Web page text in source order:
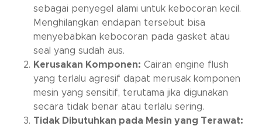
sebagai penyegel alami untuk kebocoran kecil.
Menghilangkan endapan tersebut bisa
menyebabkan kebocoran pada gasket atau
seal yang sudah aus.
Kerusakan Komponen: Cairan engine flush
yang terlalu agresif dapat merusak komponen
mesin yang sensitif, terutama jika digunakan
secara tidak benar atau terlalu sering.
Tidak Dibutuhkan pada Mesin yang Terawat: